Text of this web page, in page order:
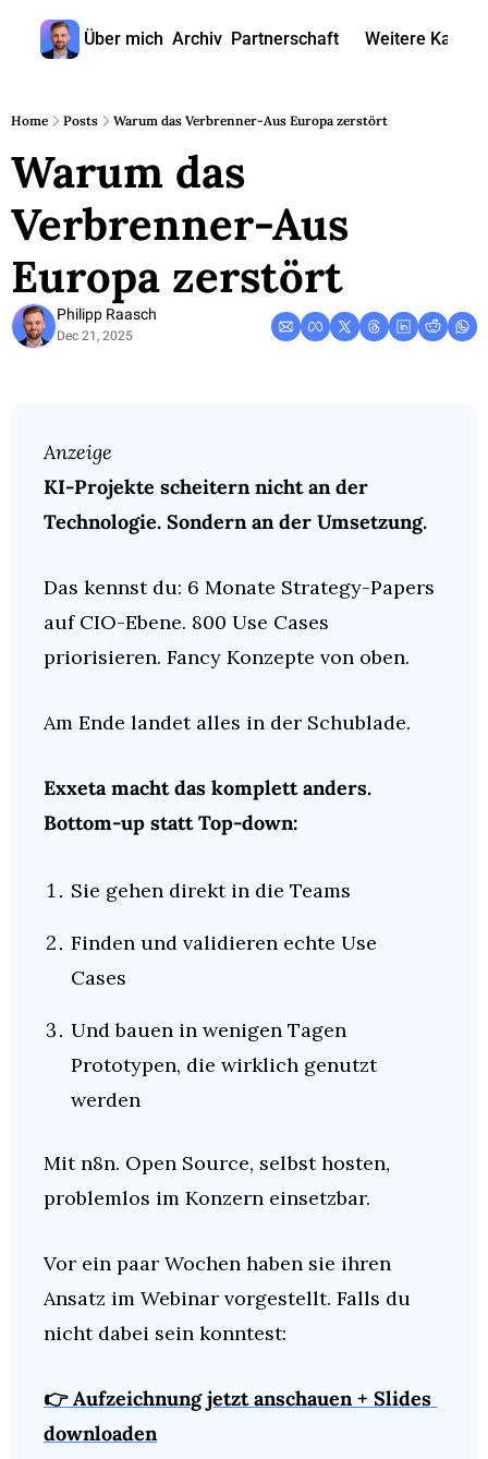
Über mich Archiv Partnerschaft Weitere Kanäle
Home Posts Warum das Verbrenner-Aus Europa zerstört
Warum das
Verbrenner-Aus
Europa zerstört
Philipp Raasch
Dec 21, 2025
Anzeige
KI-Projekte scheitern nicht an der
Technologie. Sondern an der Umsetzung.
Das kennst du: 6 Monate Strategy-Papers
auf CIO-Ebene. 800 Use Cases
priorisieren. Fancy Konzepte von oben.
Am Ende landet alles in der Schublade.
Exxeta macht das komplett anders.
Bottom-up statt Top-down:
Sie gehen direkt in die Teams
Finden und validieren echte Use
Cases
Und bauen in wenigen Tagen
Prototypen, die wirklich genutzt
werden
Mit n8n. Open Source, selbst hosten,
problemlos im Konzern einsetzbar.
Vor ein paar Wochen haben sie ihren
Ansatz im Webinar vorgestellt. Falls du
nicht dabei sein konntest:
👉 Aufzeichnung jetzt anschauen + Slides
downloaden